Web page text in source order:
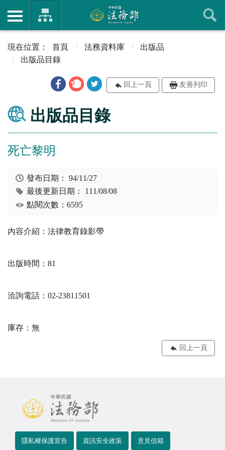
首頁 法務資料庫
出版品
出版品目錄
回上一頁 友善列印
出版品目錄
死亡黎明
發布日期：94/11/27
最後更新日期： 111/08/08
點閱次數：6595
內容介紹：法律教育錄影帶
出版時間：81
洽詢電話：02-23811501
庫存：無
回上一頁
隱私權保護宣告 資訊安全政策 意見信箱